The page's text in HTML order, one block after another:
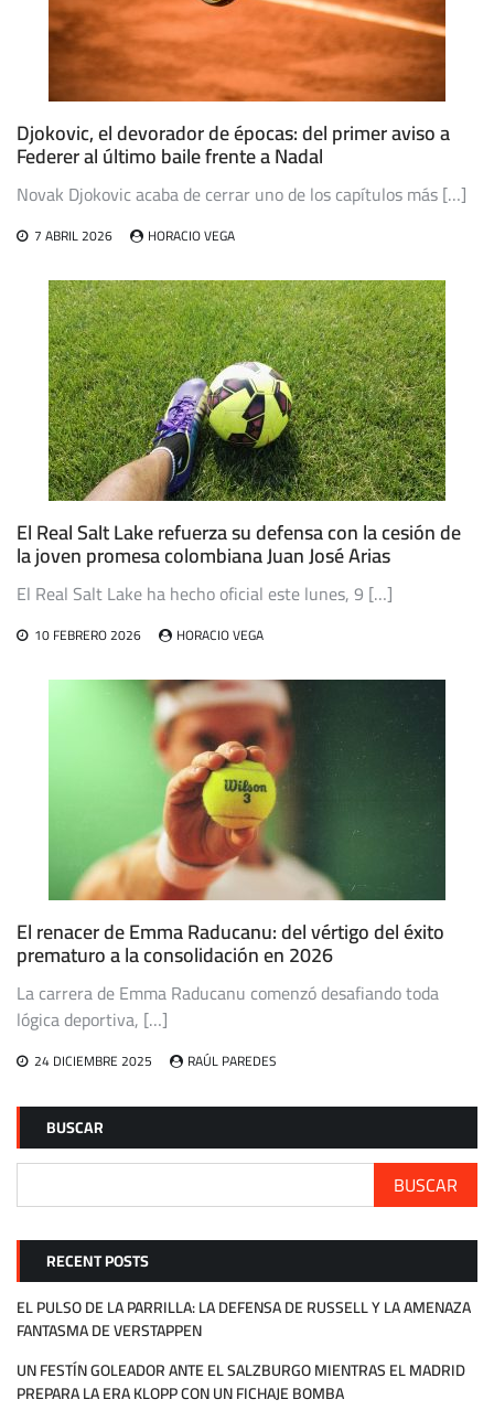
Djokovic, el devorador de épocas: del primer aviso a
Federer al último baile frente a Nadal
Novak Djokovic acaba de cerrar uno de los capítulos más […]
7 ABRIL 2026 HORACIO VEGA
El Real Salt Lake refuerza su defensa con la cesión de
la joven promesa colombiana Juan José Arias
El Real Salt Lake ha hecho oficial este lunes, 9 […]
10 FEBRERO 2026 HORACIO VEGA
El renacer de Emma Raducanu: del vértigo del éxito
prematuro a la consolidación en 2026
La carrera de Emma Raducanu comenzó desafiando toda
lógica deportiva, […]
24 DICIEMBRE 2025 RAÚL PAREDES
BUSCAR
BUSCAR
RECENT POSTS
EL PULSO DE LA PARRILLA: LA DEFENSA DE RUSSELL Y LA AMENAZA
FANTASMA DE VERSTAPPEN
UN FESTÍN GOLEADOR ANTE EL SALZBURGO MIENTRAS EL MADRID
PREPARA LA ERA KLOPP CON UN FICHAJE BOMBA